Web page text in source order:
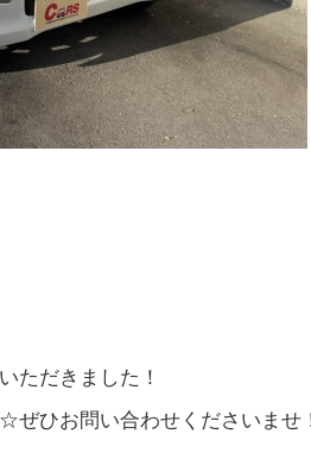
ただきました！
ひお問い合わせくださいませ